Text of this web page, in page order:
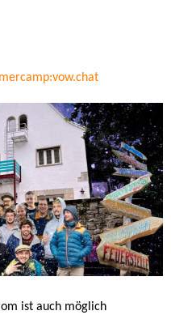
ist auch möglich